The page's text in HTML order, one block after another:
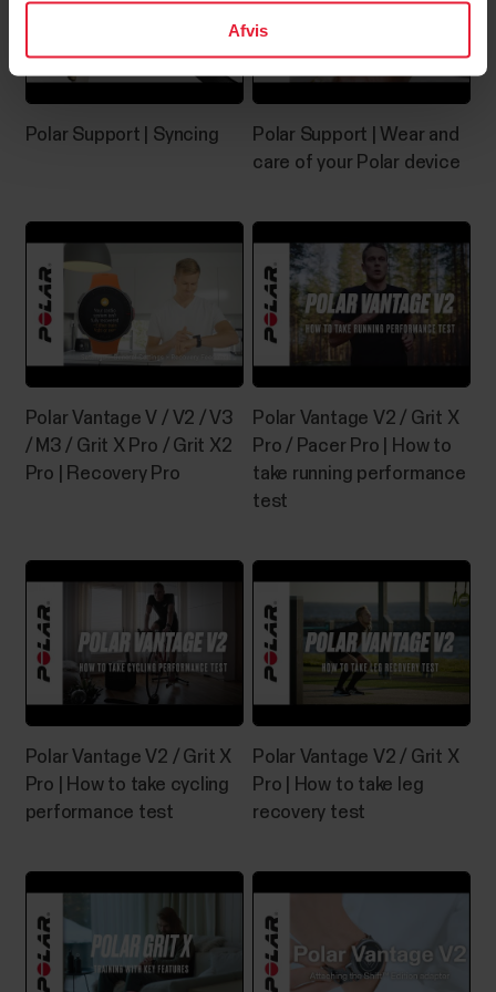
Afvis
Polar Support | Syncing
Polar Support | Wear and
care of your Polar device
Polar Vantage V / V2 / V3
/ M3 / Grit X Pro / Grit X2
Pro | Recovery Pro
Polar Vantage V2 / Grit X
Pro / Pacer Pro | How to
take running performance
test
Polar Vantage V2 / Grit X
Pro | How to take cycling
performance test
Polar Vantage V2 / Grit X
Pro | How to take leg
recovery test